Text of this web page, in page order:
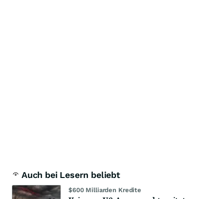
Auch bei Lesern beliebt
$600 Milliarden Kredite